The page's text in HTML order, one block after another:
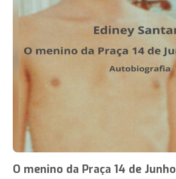
O menino da Praça 14 de Junho